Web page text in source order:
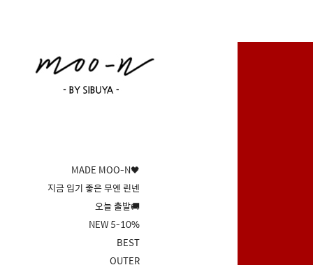
MADE MOO-N🖤
지금 입기 좋은 무엔 린넨
오늘 출발🚚
NEW 5-10%
BEST
OUTER